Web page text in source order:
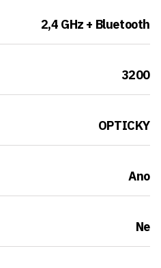
2,4 GHz + Bluetooth
3200
OPTICKY
Ano
Ne